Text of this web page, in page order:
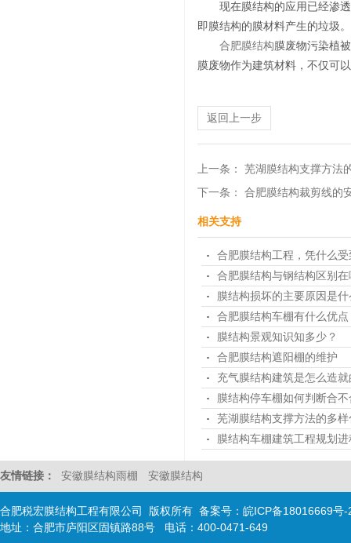
现在膜结构的应用已经渗
即膜结构的膜材料产生的垃圾
合肥膜结构膜废物污染植
膜废物作为建筑材料，不仅可
返回上一步
上一条： 芜湖膜结构支撑方法
下一条： 合肥膜结构裁剪线的
相关支持
合肥膜结构工程，凭什么
合肥膜结构与钢结构区别
膜结构损坏的主要原因是什
合肥膜结构车棚有什么优点
膜结构景观知识知多少？
合肥膜结构遮阳棚的维护
充气膜结构建筑是怎么造就
膜结构停车棚如何判断合
芜湖膜结构支撑方法的多样
膜结构车棚建筑工程规划
友情链接： 安徽膜结构雨棚 安徽膜结构
合肥税宏膜结构工程有限公司 版权所有 备案号： 皖ICP备18016669号-
地址：合肥市庐阳区固镇路88号 电话：400-0471-649